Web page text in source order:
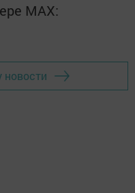
MАХ:
новости